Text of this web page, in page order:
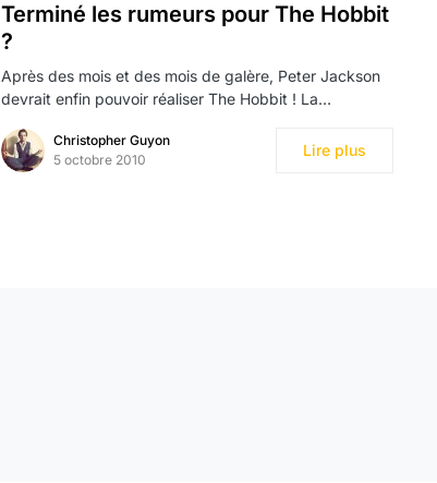
Terminé les rumeurs pour The Hobbit
?
Après des mois et des mois de galère, Peter Jackson
devrait enfin pouvoir réaliser The Hobbit ! La…
Christopher Guyon
5 octobre 2010
Lire plus